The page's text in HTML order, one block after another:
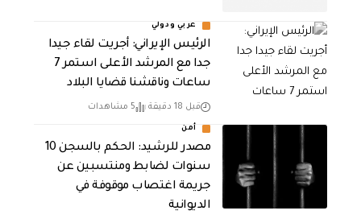
عربي ودولي
الرئيس الإيراني: أجريت لقاء جيدا
جدا مع المرشد الأعلى استمر 7
ساعات وناقشنا قضايا البلاد
قبل 18 دقيقة 5 مشاهدات
أمن
مصدر للرشيد: الحكم بالسجن 10
سنوات لضابط ومنتسبين عن
جريمة اغتصاب موقوفة في
الديوانية